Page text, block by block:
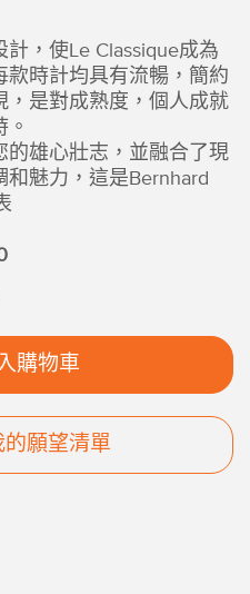
，使Le Classique成為
時計均具有流暢，簡約
，是對成熟度，個人成就
雄心壯志，並融合了現
魅力，這是Bernhard
購物車
的願望清單